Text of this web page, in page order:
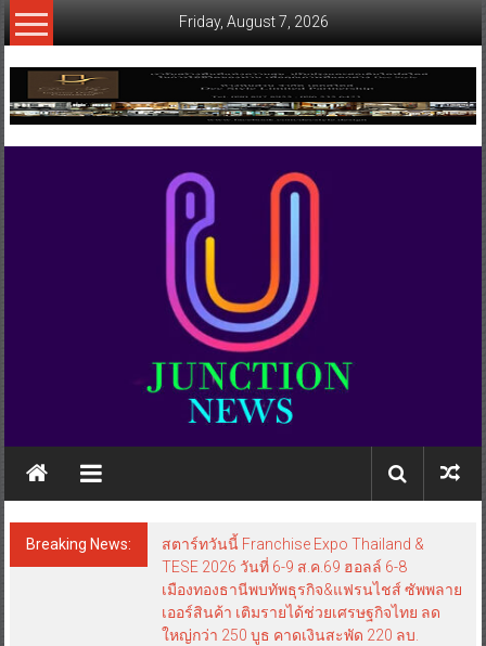
Skip
to
Friday, August 7, 2026
www.ujunctionnews.com
เว็บ
ข่าว
Breaking News:
สตาร์ทวันนี้ Franchise Expo Thailand &
TESE 2026 วันที่ 6-9 ส.ค.69 ฮอลล์ 6-8
เมืองทองธานีพบทัพธุรกิจ&แฟรนไชส์ ซัพพลาย
เออร์สินค้า เติมรายได้ช่วยเศรษฐกิจไทย ลด
ใหญ่กว่า 250 บูธ คาดเงินสะพัด 220 ลบ.